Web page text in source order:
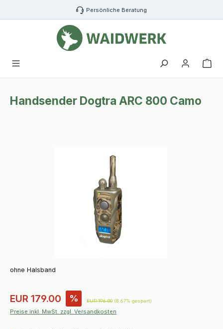
Zum Hauptinhalt springen Persönliche Beratung
Handsender Dogtra ARC 800 Camo
ohne Halsband
Verkaufspreis:
EUR 179.00 % Regulärer Preis:
EUR 196.00 (8.67% gespart)
Preise inkl. MwSt. zzgl. Versandkosten